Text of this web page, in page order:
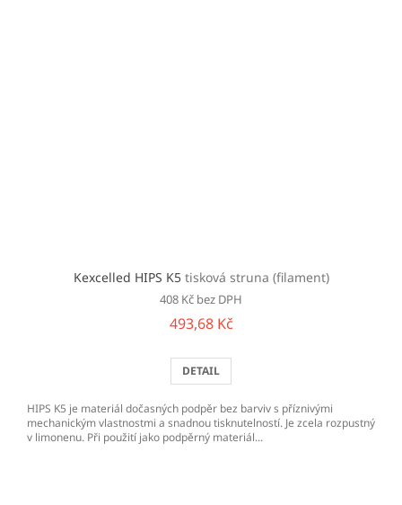
Kexcelled HIPS K5 tisková struna (filament)
408 Kč bez DPH
493,68 Kč
DETAIL
HIPS K5 je materiál dočasných podpěr bez barviv s příznivými
mechanickým vlastnostmi a snadnou tisknutelností. Je zcela rozpustný
v limonenu. Při použití jako podpěrný materiál...